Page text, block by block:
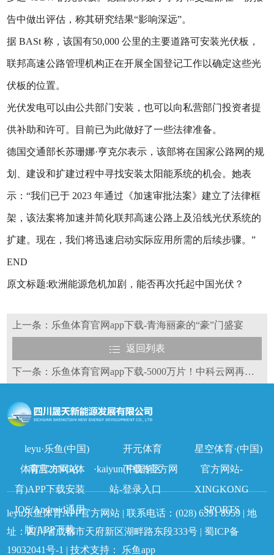
告中做出评估，称其研究结果“影响深远”。
据 BASt 称，该国有50,000 公里的主要道路可安装光伏板，
联邦高速公路管理机构正在开展全国登记工作以确定这些光
伏板的位置。
光伏发电可以由公共部门安装，也可以向私营部门投资者提
供补助和许可。目前已为此做好了一些法律准备。
德国交通部长苏珊娜·亨克尔表示，该部将在国家公路网的规
划、建设和扩建过程中寻找安装太阳能系统的机会。她表
示：“我们已于 2023 年通过《加速审批法案》建立了法律框
架，该法案将加速并简化联邦高速公路上及沿线光伏系统的
扩建。现在，我们将迅速启动实际应用所需的后续步骤。”
END
原文标题:欧洲能源危机加剧，能否再次托起中国光伏？
上一条：乐鱼体育官网app下载-青海丽豪的“豪”门盛宴
返回列表
下一条：乐鱼体育官网app下载-5000万片！中科云网再获电池片大单
leyu·乐鱼(中国)
体育官方网站
开元体育
·kaiyun(中国)官方网
站-登录入口
星空体育·(中国)
官方网站-
XINGKONG
SPORTS
南宫28NG(体
育)APP下载安装
IOS/Android通用
版/APP下载
下载专区
leyu乐鱼体育APP官方网站 | 联系电话：(028) 6391 8959 | 地
址：四川省成都市天府新区湖畔路东段333号 |蜀ICP备
19032041号-1 | 技术支持： 乐鱼app